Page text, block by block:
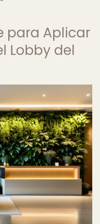
para Aplicar
Lobby del